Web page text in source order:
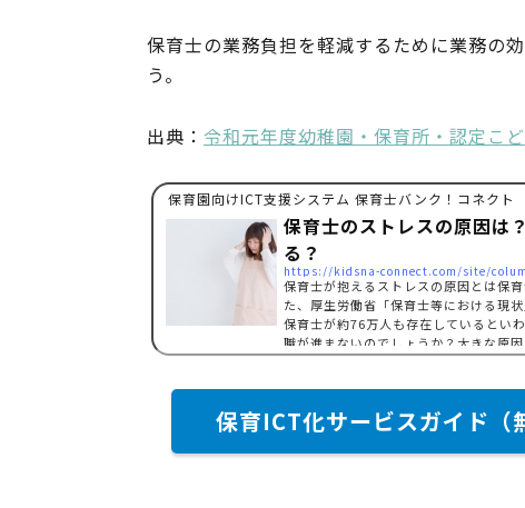
保育士の業務負担を軽減するために業務の
う。
出典： 令和元年度幼稚園・保育所・認定こ
保育園向けICT支援システム 保育士バンク！コネクト
保育士のストレスの原因は
る？
https://kidsna-connect.com/site/
保育士が抱えるストレスの原因とは保
た、厚生労働省「保育士等における現
保育士が約76万人も存在しているとい
職が進まないのでしょうか？大きな原
す。保育士が抱えるストレスには、以
保育ICT化サービスガイド（